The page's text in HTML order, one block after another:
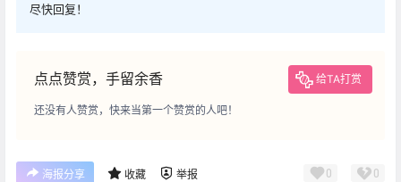
尽快回复！
点点赞赏，手留余香 给TA打赏
还没有人赞赏，快来当第一个赞赏的人吧！
海报分享 收藏 举报 0 0